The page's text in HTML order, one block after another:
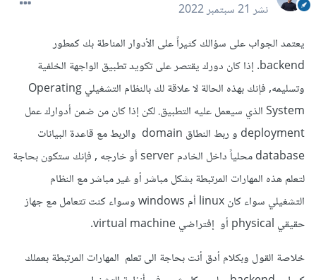
نشر21 سبتمبر 2022
يعتمد الجواب على سؤالك كثيراً على الأدوار المناطة بك كمطور
backend. إذا كان دورك يقتصر على تكويد تطبيق الواجهة الخلفية
وتسليمه, فإنك بهذه الحالة لا علاقة لك بالنظام التشغيلي Operating
System الذي سيعمل عليه التطبيق. لكن إذا كان من ضمن أدوارك عمل
deployment و ربط النطاق domain والربط مع قاعدة البيانات
database محلياً داخل الخادم server أو خارجه , فإنك ستكون بحاجة
لتعلم هذه المهارات المرتبطة بشكل مباشر أو غير مباشر مع النظام
التشغيلي سواء كان linux أم windows وسواء كنت تتعامل مع جهاز
حقيقي physical أو إفتراضي virtual machine.
خلاصة القول وبكلام أدق أنت بحاجة الى تعلم المهارات المرتبطة بعملك